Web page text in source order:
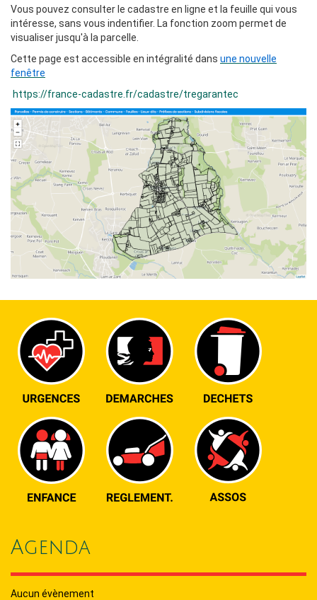
Vous pouvez consulter le cadastre en ligne et la feuille qui vous
intéresse, sans vous indentifier. La fonction zoom permet de
visualiser jusqu'à la parcelle.
Cette page est accessible en intégralité dans une nouvelle
fenêtre
https://france-cadastre.fr/cadastre/tregarantec
Agenda
Aucun évènement